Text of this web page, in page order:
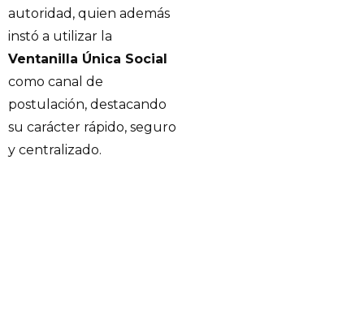
autoridad, quien además
instó a utilizar la
Ventanilla Única Social
como canal de
postulación, destacando
su carácter rápido, seguro
y centralizado.